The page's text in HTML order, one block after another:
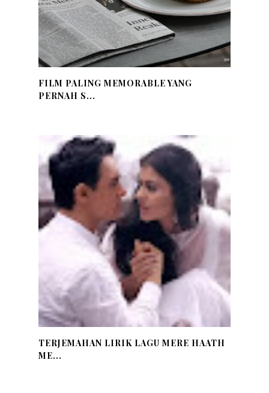
FILM PALING MEMORABLE YANG
PERNAH S...
TERJEMAHAN LIRIK LAGU MERE HAATH
ME...